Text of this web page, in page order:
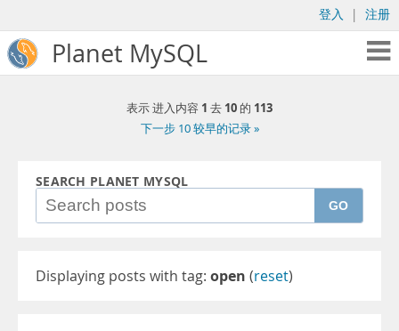
登入 | 注册
Planet MySQL
表示 进入内容 1 去 10 的 113
下一步 10 较早的记录 »
SEARCH PLANET MYSQL
GO
Displaying posts with tag: open (reset)